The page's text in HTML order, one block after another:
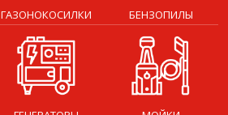
ГАЗОНОКОСИЛКИ БЕНЗОПИЛЫ